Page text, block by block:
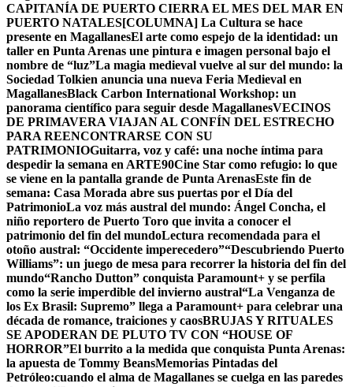
CAPITANÍA DE PUERTO CIERRA EL MES DEL MAR EN
PUERTO NATALES[COLUMNA] La Cultura se hace
presente en MagallanesEl arte como espejo de la identidad: un
taller en Punta Arenas une pintura e imagen personal bajo el
nombre de “luz”La magia medieval vuelve al sur del mundo: la
Sociedad Tolkien anuncia una nueva Feria Medieval en
MagallanesBlack Carbon International Workshop: un
panorama científico para seguir desde MagallanesVECINOS
DE PRIMAVERA VIAJAN AL CONFÍN DEL ESTRECHO
PARA REENCONTRARSE CON SU
PATRIMONIOGuitarra, voz y café: una noche íntima para
despedir la semana en ARTE90Cine Star como refugio: lo que
se viene en la pantalla grande de Punta ArenasEste fin de
semana: Casa Morada abre sus puertas por el Día del
PatrimonioLa voz más austral del mundo: Ángel Concha, el
niño reportero de Puerto Toro que invita a conocer el
patrimonio del fin del mundoLectura recomendada para el
otoño austral: “Occidente imperecedero”“Descubriendo Puerto
Williams”: un juego de mesa para recorrer la historia del fin del
mundo“Rancho Dutton” conquista Paramount+ y se perfila
como la serie imperdible del invierno austral“La Venganza de
los Ex Brasil: Supremo” llega a Paramount+ para celebrar una
década de romance, traiciones y caosBRUJAS Y RITUALES
SE APODERAN DE PLUTO TV CON “HOUSE OF
HORROR”El burrito a la medida que conquista Punta Arenas:
la apuesta de Tommy BeansMemorias Pintadas del
Petróleo:cuando el alma de Magallanes se cuelga en las paredes